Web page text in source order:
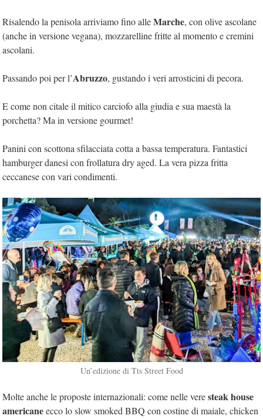
Risalendo la penisola arriviamo fino alleMarche, con olive ascolane
(anche in versione vegana), mozzarelline fritte al momento e cremini
ascolani.
Passando poi per l’Abruzzo, gustando i veri arrosticini di pecora.
E come non citale il mitico carciofo alla giudia e sua maestà la
porchetta? Ma in versione gourmet!
Panini con scottona sfilacciata cotta a bassa temperatura. Fantastici
hamburger danesi con frollatura dry aged. La vera pizza fritta
ceccanese con vari condimenti.
Un’edizione di Tts Street Food
Molte anche le proposte internazionali: come nelle veresteak house
americaneecco lo slow smoked BBQ con costine di maiale, chicken